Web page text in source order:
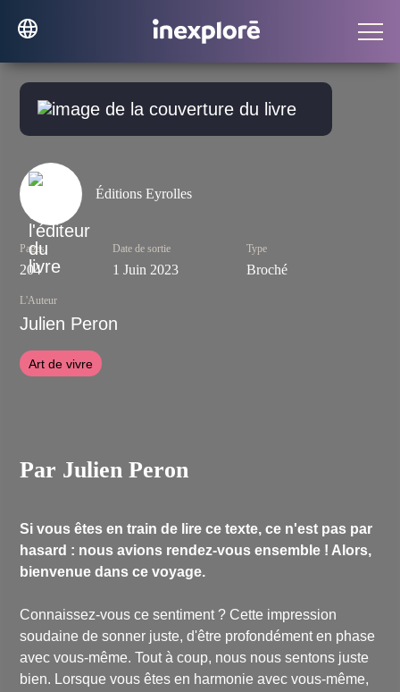
Éditions Eyrolles
Pages
204
Date de sortie
1 Juin 2023
Type
Broché
L'Auteur
Julien Peron
Art de vivre
Par Julien Peron
Si vous êtes en train de lire ce texte, ce n'est pas par
hasard : nous avions rendez-vous ensemble ! Alors,
bienvenue dans ce voyage.
Connaissez-vous ce sentiment ? Cette impression
soudaine de sonner juste, d'être profondément en phase
avec vous-même. Tout à coup, nous nous sentons juste
bien. Lorsque vous êtes en harmonie avec vous-même,